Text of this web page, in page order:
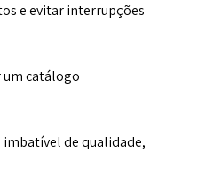
e evitar interrupções
um catálogo
imbatível de qualidade,